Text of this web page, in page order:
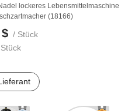
lockeres Lebensmittelmaschine
(18166)
/ Stück